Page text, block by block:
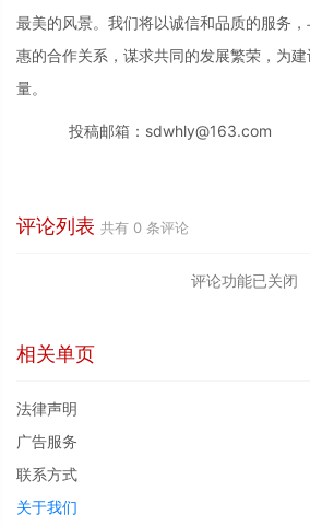
最美的风景。我们将以诚信和品质的服务
惠的合作关系，谋求共同的发展繁荣，为
量。
投稿邮箱：sdwhly@163.com
评论列表 共有 0 条评论
评论功能已关闭
相关单页
法律声明
广告服务
联系方式
关于我们